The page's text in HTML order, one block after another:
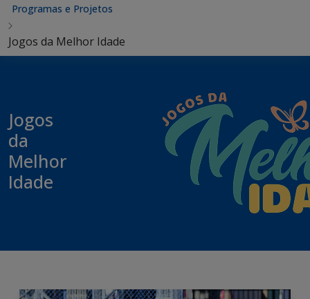
Programas e Projetos
Jogos da Melhor Idade
Jogos
da
Melhor
Idade